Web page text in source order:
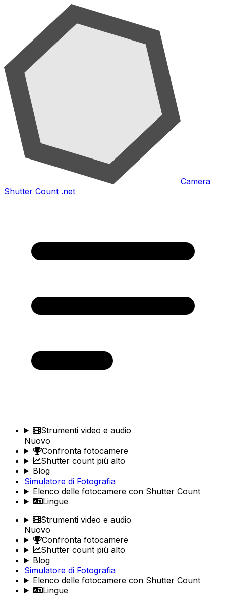
Camera
Shutter Count .net
Strumenti video e audio
Nuovo
Confronta fotocamere
Shutter count più alto
Blog
Simulatore di Fotografia
Elenco delle fotocamere con Shutter Count
Lingue
Strumenti video e audio
Nuovo
Confronta fotocamere
Shutter count più alto
Blog
Simulatore di Fotografia
Elenco delle fotocamere con Shutter Count
Lingue